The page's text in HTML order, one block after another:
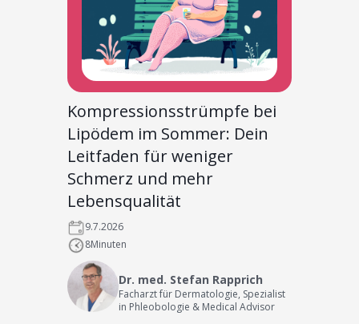
Kompressionsstrümpfe bei
Lipödem im Sommer: Dein
Leitfaden für weniger
Schmerz und mehr
Lebensqualität
9.7.2026
8Minuten
Dr. med. Stefan Rapprich
Facharzt für Dermatologie, Spezialist
in Phleobologie & Medical Advisor